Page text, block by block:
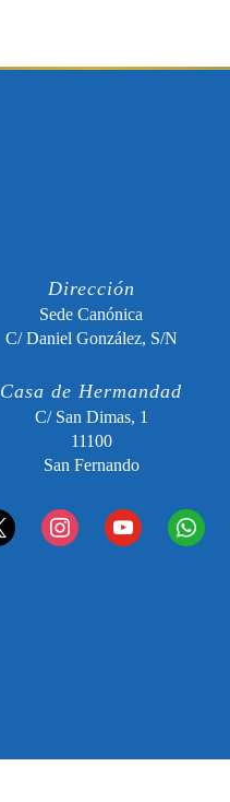
Dirección
Sede Canónica
C/ Daniel González, S/N
Casa de Hermandad
C/ San Dimas, 1
11100
San Fernando
instagramyoutube whatsapp